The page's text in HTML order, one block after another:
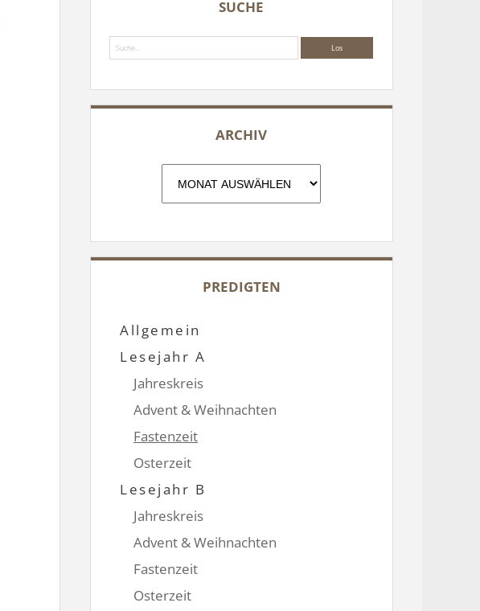
SUCHE
ARCHIV
PREDIGTEN
Allgemein
Lesejahr A
Jahreskreis
Advent & Weihnachten
Fastenzeit
Osterzeit
Lesejahr B
Jahreskreis
Advent & Weihnachten
Fastenzeit
Osterzeit